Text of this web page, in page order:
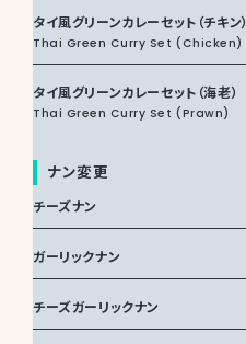
タイ風グリーンカレーセット（チキン）
Thai Green Curry Set (Chicken)
タイ風グリーンカレーセット（海老）
Thai Green Curry Set (Prawn)
ナン変更
チーズナン
ガーリックナン
チーズガーリックナン